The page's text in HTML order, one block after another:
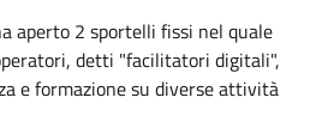
aperto 2 sportelli fissi nel quale
detti "facilitatori digitali",
e formazione su diverse attività